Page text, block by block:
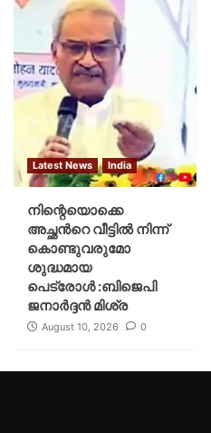
Latest News India
നിന്റെയൊക്കെ
അച്ഛൻറെ വീട്ടിൽ നിന്ന്
കൊണ്ടുവരുമോ
ശുദ്ധമായ
പെട്രോൾ :ബിജെപി
ജനാർദ്ദൻ മിശ്ര
August 10, 2026 0